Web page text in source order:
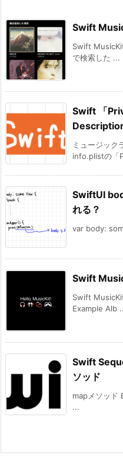
Swift
Swift
で検索した ...
Swift 「
ミュージック
info.plistの「
SwiftUI
れる？
var body:
Swift
Swift
Example Alb
Swift
ソッド
mapメソッド
...